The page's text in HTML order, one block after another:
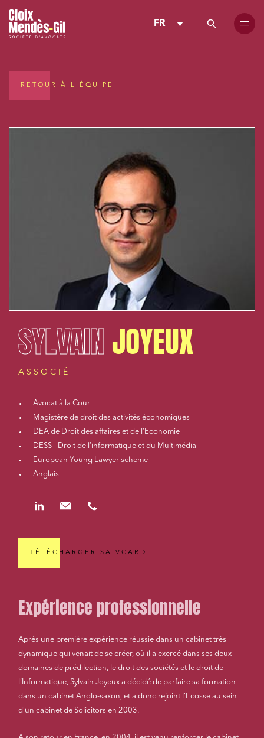
FR
RETOUR À L'ÉQUIPE
SYLVAINJOYEUX
ASSOCIÉ
Avocat à la Cour
Magistère de droit des activités économiques
DEA de Droit des affaires et de l’Economie
DESS - Droit de l’informatique et du Multimédia
European Young Lawyer scheme
Anglais
https://www.linkedin.com/in/sylvain-joyeux-74b66328/
sjoyeux@cloix-mendesgil.com
TÉLÉCHARGER SA VCARD
Expérience professionnelle
Après une première expérience réussie dans un cabinet très
dynamique qui venait de se créer, où il a exercé dans ses deux
domaines de prédilection, le droit des sociétés et le droit de
l’Informatique, Sylvain Joyeux a décidé de parfaire sa formation
dans un cabinet Anglo-saxon, et a donc rejoint l’Ecosse au sein
d’un cabinet de Solicitors en 2003.